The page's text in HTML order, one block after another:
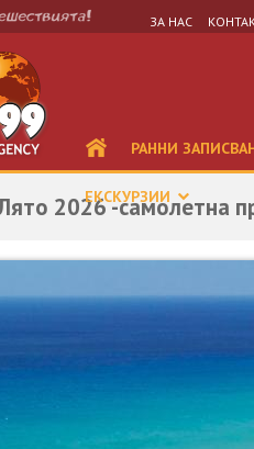
ЗА НАС
РАННИ
ЕКСКУРЗИИ
2026 -самолетна